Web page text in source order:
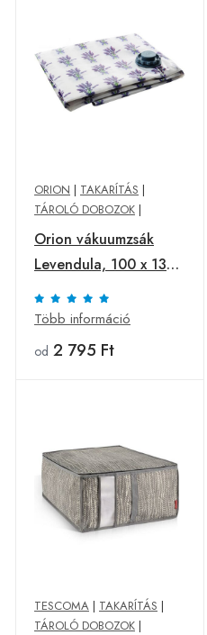
ORION | TAKARÍTÁS |
TÁROLÓ DOBOZOK |
Orion vákuumzsák
Levendula, 100 x 130
cm , 100 x 130 cm
Több információ
od 2 795 Ft
TESCOMA | TAKARÍTÁS |
TÁROLÓ DOBOZOK |